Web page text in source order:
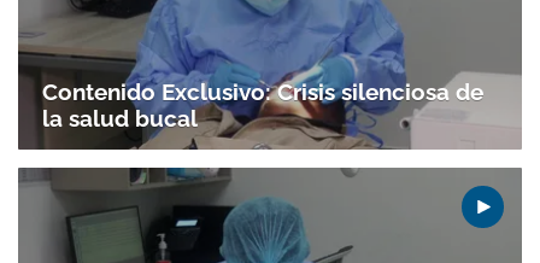
Contenido Exclusivo: Crisis silenciosa de
la salud bucal